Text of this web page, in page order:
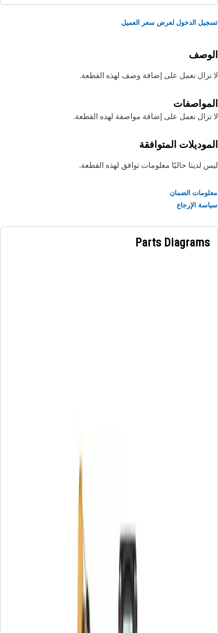
الدخول لعرض سعر العميل
نزال نعمل على إضافة وصف لهذه القطعة.
نعمل على إضافة مواصفة لهذه القطعة.
المتوافقة
لدينا حاليًا معلومات توافق لهذه القطعة.
الضمان
الإرجاع
Parts Diagrams